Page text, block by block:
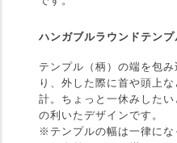
ハンガブルラウンドテン
テンプル（柄）の端を包
り、外した際に首や頭上
計。ちょっと一休みした
の利いたデザインです。
※テンプルの幅は一律にな